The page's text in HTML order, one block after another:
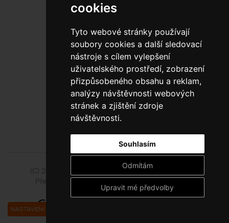
cookies
Tyto webové stránky používají
soubory cookies a další sledovací
nástroje s cílem vylepšení
uživatelského prostředí, zobrazení
přizpůsobeného obsahu a reklam,
analýzy návštěvnosti webových
stránek a zjištění zdroje
návštěvnosti.
Souhlasím
Odmítám
Upravit mé předvolby
NASTAVENÍ COOKIES
800 10 10 77
BEZPLATNÁ INFOLINKA
(C) 2014 - 2026 Model Obaly a.s.,ISSA CZECH s.r.o.
Přejít na slovenskou pobočku Model Pack Shop